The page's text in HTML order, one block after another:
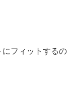
にフィットするの